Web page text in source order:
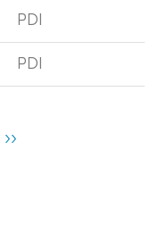
PDI
PDI
Siguiente
››